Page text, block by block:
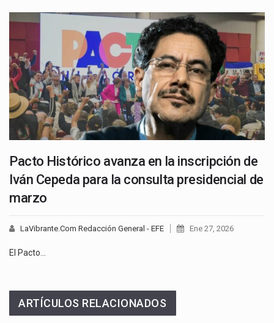
Pacto Histórico avanza en la inscripción de
Iván Cepeda para la consulta presidencial de
marzo
LaVibrante.Com Redacción General - EFE Ene 27, 2026
El Pacto…
ARTÍCULOS RELACIONADOS